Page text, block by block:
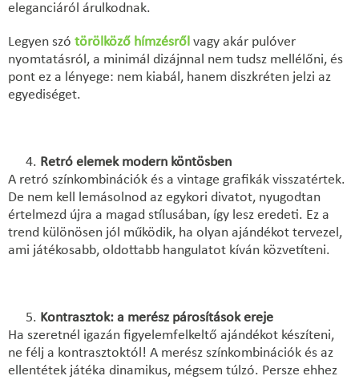
eleganciáról árulkodnak.
Legyen szó törölköző hímzésről vagy akár pulóver
nyomtatásról, a minimál dizájnnal nem tudsz mellélőni, és
pont ez a lényege: nem kiabál, hanem diszkréten jelzi az
egyediséget.
Retró elemek modern köntösben
A retró színkombinációk és a vintage grafikák visszatértek.
De nem kell lemásolnod az egykori divatot, nyugodtan
értelmezd újra a magad stílusában, így lesz eredeti. Ez a
trend különösen jól működik, ha olyan ajándékot tervezel,
ami játékosabb, oldottabb hangulatot kíván közvetíteni.
Kontrasztok: a merész párosítások ereje
Ha szeretnél igazán figyelemfelkeltő ajándékot készíteni,
ne félj a kontrasztoktól! A merész színkombinációk és az
ellentétek játéka dinamikus, mégsem túlzó. Persze ehhez